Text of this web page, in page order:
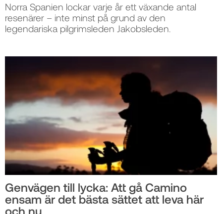
Norra Spanien lockar varje år ett växande antal
resenärer – inte minst på grund av den
legendariska pilgrimsleden Jakobsleden.
Genvägen till lycka: Att gå Camino
ensam är det bästa sättet att leva här
och nu